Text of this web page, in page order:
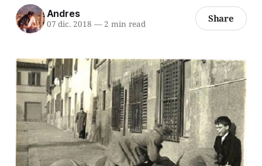
Andres
07 dic. 2018 —2 min read Share